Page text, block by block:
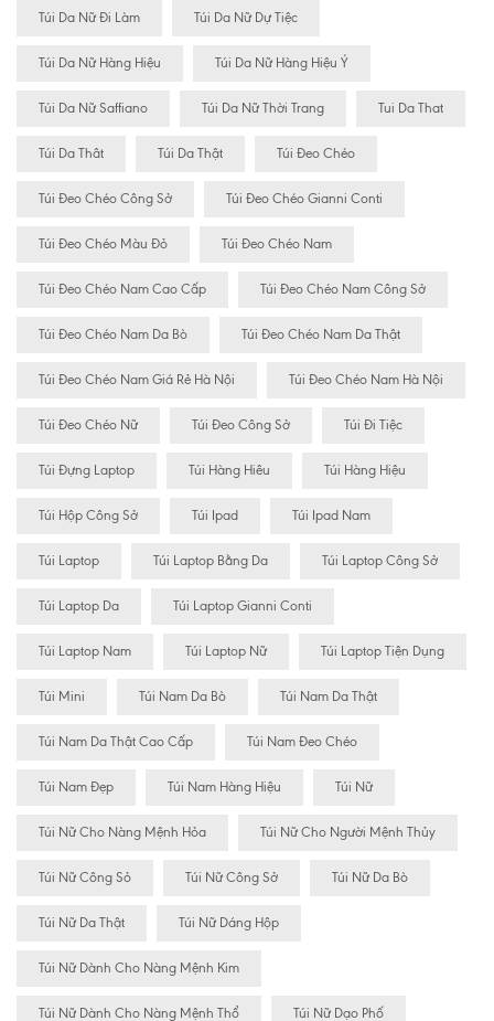
Túi Da Nữ Đi Làm Túi Da Nữ Dự Tiệc
Túi Da Nữ Hàng Hiệu Túi Da Nữ Hàng Hiệu Ý
Túi Da Nữ Saffiano Túi Da Nữ Thời Trang Tui Da That
Túi Da Thât Túi Da Thật Túi Đeo Chéo
Túi Đeo Chéo Công Sở Túi Đeo Chéo Gianni Conti
Túi Đeo Chéo Màu Đỏ Túi Đeo Chéo Nam
Túi Đeo Chéo Nam Cao Cấp Túi Đeo Chéo Nam Công Sở
Túi Đeo Chéo Nam Da Bò Túi Đeo Chéo Nam Da Thật
Túi Đeo Chéo Nam Giá Rẻ Hà Nội Túi Đeo Chéo Nam Hà Nội
Túi Đeo Chéo Nữ Túi Đeo Công Sở Túi Đi Tiệc
Túi Đựng Laptop Túi Hàng Hiêu Túi Hàng Hiệu
Túi Hộp Công Sở Túi Ipad Túi Ipad Nam
Túi Laptop Túi Laptop Bằng Da Túi Laptop Công Sở
Túi Laptop Da Túi Laptop Gianni Conti
Túi Laptop Nam Túi Laptop Nữ Túi Laptop Tiện Dụng
Túi Mini Túi Nam Da Bò Túi Nam Da Thật
Túi Nam Da Thật Cao Cấp Túi Nam Đeo Chéo
Túi Nam Đẹp Túi Nam Hàng Hiệu Túi Nữ
Túi Nữ Cho Nàng Mệnh Hỏa Túi Nữ Cho Người Mệnh Thủy
Túi Nữ Công Sỏ Túi Nữ Công Sở Túi Nữ Da Bò
Túi Nữ Da Thật Túi Nữ Dáng Hộp
Túi Nữ Dành Cho Nàng Mệnh Kim
Túi Nữ Dành Cho Nàng Mệnh Thổ Túi Nữ Dạo Phố